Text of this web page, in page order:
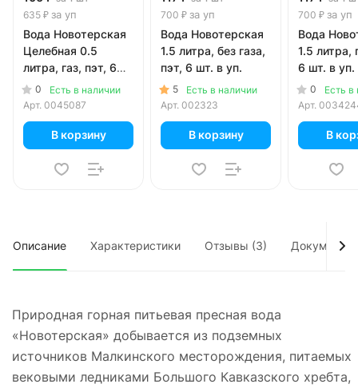
635 ₽ за уп
Вода Новотерская
Целебная 0.5
литра, газ, пэт, 6
шт. в уп.
0
Есть в наличии
Арт. 0045087
В корзину
700 ₽ за уп
Вода Новотерская
1.5 литра, без газа,
пэт, 6 шт. в уп.
5
Есть в наличии
Арт. 002323
В корзину
700 ₽ за уп
Вода
1.5 литра,
6 шт. в уп.
0
Есть в
Арт.
В
Описание Характеристики Отзывы (3) Документы
Природная горная питьевая пресная вода
«Новотерская» добывается из подземных
источников Малкинского месторождения, питаемых
вековыми ледниками Большого Кавказского хребта,